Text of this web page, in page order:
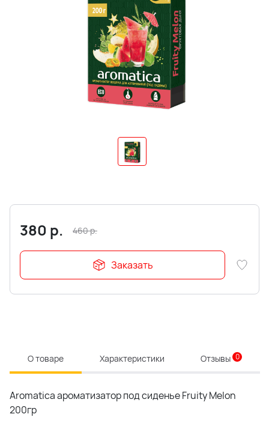
380 р. 460р.
Заказать
О товаре Характеристики Отзывы 0
Aromatica ароматизатор под сиденье Fruity Melon
200гр